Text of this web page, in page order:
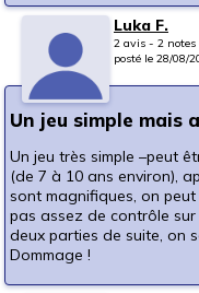
Luka F.
2 avis - 2
posté le 28/08/
Un jeu simple mais
Un jeu très simple –peut
(de 7 à 10 ans environ),
sont magnifiques, on
pas assez de contrôle
deux parties de suite, on
Dommage !